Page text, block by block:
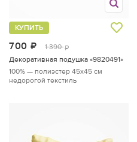
700 руб.
1 390 руб.
КУПИТЬ
Декоративная подушка «9820491»
100% — полиэстер 45x45 см
недорогой текстиль